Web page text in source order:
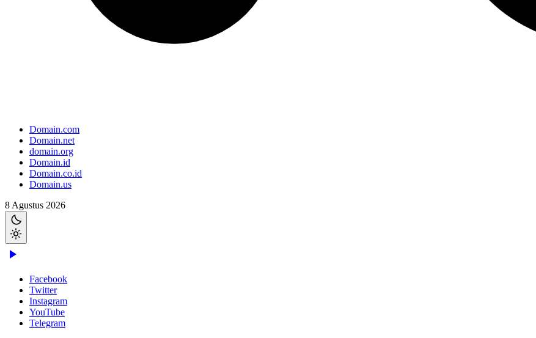
Domain.com
Domain.net
domain.org
Domain.id
Domain.co.id
Domain.us
8 Agustus 2026
Facebook
Twitter
Instagram
YouTube
Telegram